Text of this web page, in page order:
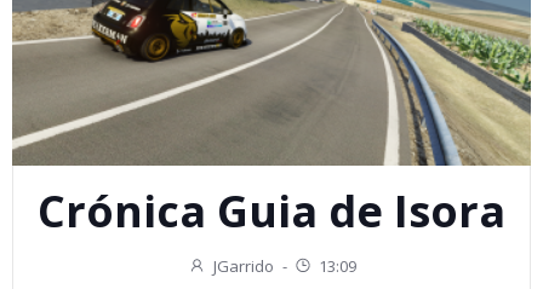
Crónica Guia de Isora
JGarrido - 13:09